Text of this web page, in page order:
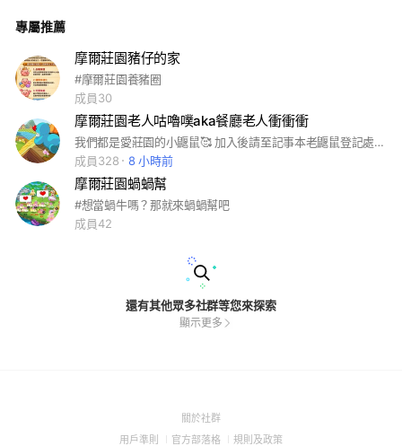
專屬推薦
摩爾莊園豬仔的家
#摩爾莊園養豬圈
成員30
摩爾莊園老人咕嚕噗aka餐廳老人衝衝衝
我們都是愛莊園的小鼴鼠🥰 加入後請至記事本老鼴鼠登記處報到喔🥰 記事本目前另有： 牧場動物＆龍蛋交易處（現金） 牧場動物＆龍蛋交換處（以物易物） 肥肥館豬仔配種處 兔兔狗狗培育處 拉姆打工處 毛毛樹澆水處 家園作物處（打兔子用） 歡迎多加利用❤ 大家要好好相處、互相幫忙窩🙌
成員328
8 小時前
摩爾莊園蝸蝸幫
#想當蝸牛嗎？那就來蝸蝸幫吧
成員42
還有其他眾多社群等您來探索
顯示更多
關於社群(Open
用戶準則 (Open
官方部落格 (Open
規則及政策(Open